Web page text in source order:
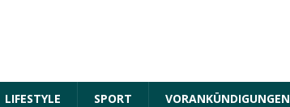
LIFESTYLE SPORT VORANKÜNDIGUNGEN